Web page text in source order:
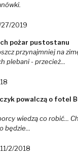
27/2019
pożar pustostanu
przynajmniej na
plebani - przecież...
powalczą o fotel
wiedzą co robić...
będzie...
11/2/2018